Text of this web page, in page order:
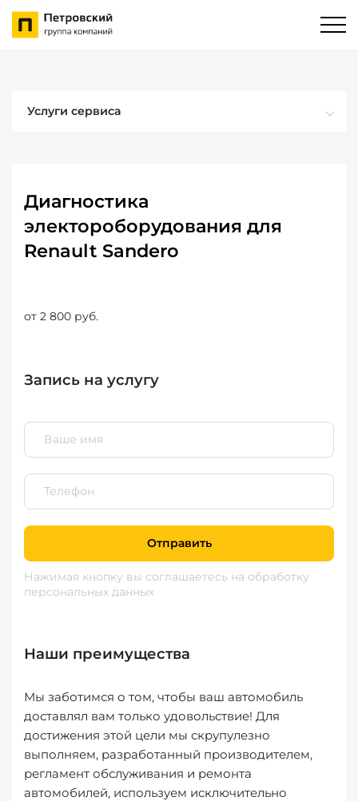
Услуги сервиса
Диагностика
электороборудования для
Renault Sandero
от 2 800 руб.
Запись на услугу
Отправить
Нажимая кнопку вы соглашаетесь на обработку
персональных данных
Наши преимущества
Мы заботимся о том, чтобы ваш автомобиль
доставлял вам только удовольствие! Для
достижения этой цели мы скрупулезно
выполняем, разработанный производителем,
регламент обслуживания и ремонта
автомобилей, используем исключительно